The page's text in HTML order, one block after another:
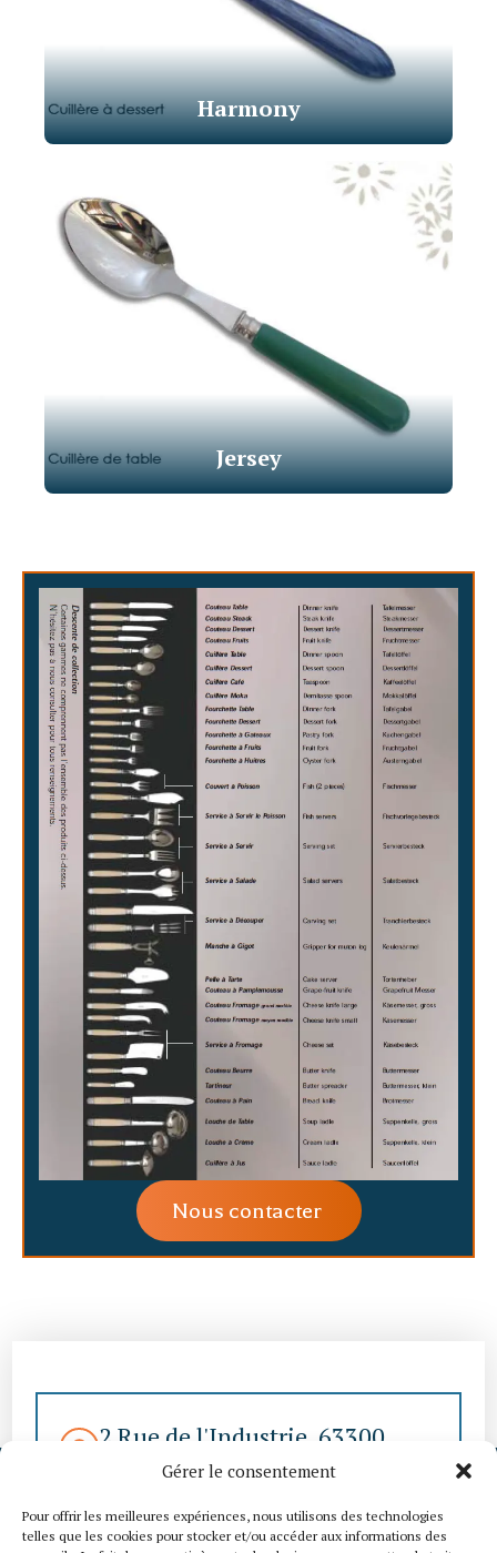
Gérer le consentement
Pour offrir les meilleures expériences, nous utilisons des technologies
telles que les cookies pour stocker et/ou accéder aux informations des
Harmony
Jersey
Nous contacter
2 Rue de l'Industrie, 63300
Thiers
contact@thomco-